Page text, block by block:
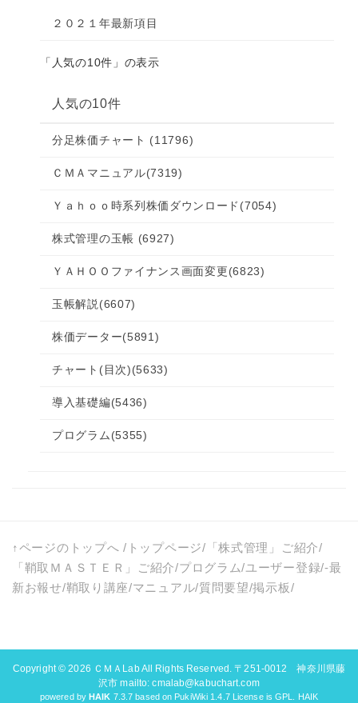
２０２１年最新項目
「人気の10件」の表示
人気の10件
分足株価チャート (11796)
ＣＭＡマニュアル(7319)
Ｙａｈｏｏ時系列株価ダウンロード (7054)
株式管理の玉帳 (6927)
ＹＡＨＯＯファイナンス画面変更(6823)
玉帳解説 (6607)
株価データー(5891)
チャート(目次)(5633)
導入基礎編(5436)
プログラム (5355)
↑ページのトップへ / トップページ/ 「株式管理」ご紹介/
「鞘取ＭＡＳＴＥＲ」ご紹介/プログラム/ユーザー登録/-最
新お報せ/鞘取り講座/マニュアル/質問要望/掲示板/
Copyright © 2026 ＣＭＡLabAll Rights Reserved. 〒251-0012 神奈川県藤
沢市 mailto: cmalab@kabuchart.com
powered byHAIK 7.3.7 based on PukiWiki 1.4.7 License is GPL. HAIK